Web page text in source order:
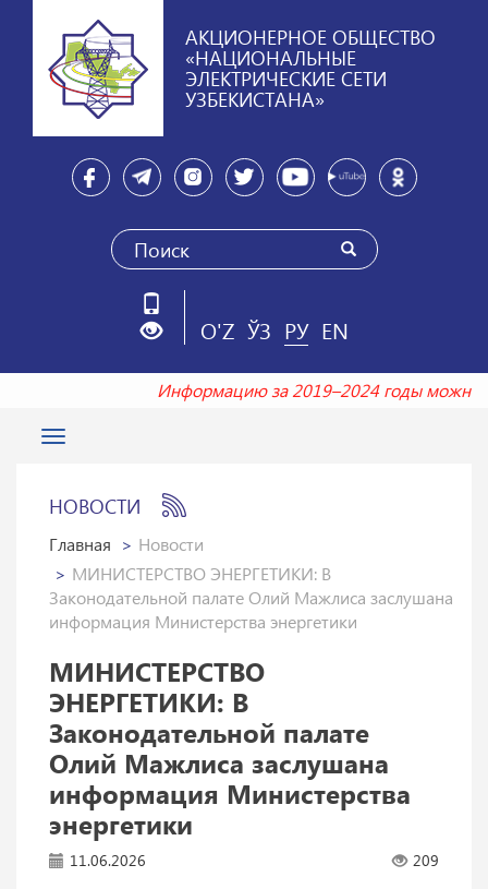
АКЦИОНЕРНОЕ ОБЩЕСТВО
«НАЦИОНАЛЬНЫЕ
ЭЛЕКТРИЧЕСКИЕ СЕТИ
УЗБЕКИСТАНА»
O'Z ЎЗ РУ EN
Информацию за 2019–2024 годы
Toggle
НОВОСТИ
Главная
Новости
МИНИСТЕРСТВО ЭНЕРГЕТИКИ: В
Законодательной палате Олий Мажлиса заслушана
информация Министерства энергетики
МИНИСТЕРСТВО
ЭНЕРГЕТИКИ: В
Законодательной палате
Олий Мажлиса заслушана
информация Министерства
энергетики
11.06.2026 209